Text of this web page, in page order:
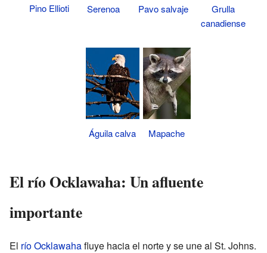
Pino Ellioti Serenoa Pavo salvaje
Grulla
canadiense
Águila calva Mapache
El río Ocklawaha: Un afluente
importante
El río Ocklawahafluye hacia el norte y se une al St. Johns.